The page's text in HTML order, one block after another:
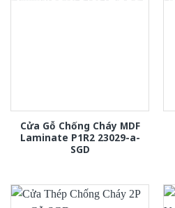
Cửa Gỗ Chống Cháy MDF
Laminate P1R2 23029-a-
SGD